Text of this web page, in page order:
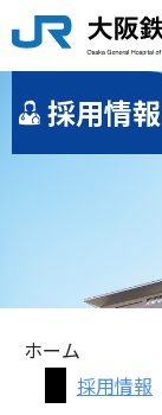
採用情報
ホーム
採用情報